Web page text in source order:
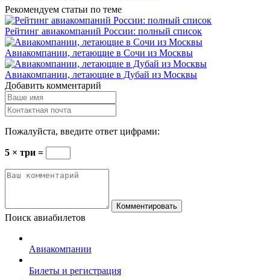
Рекомендуем статьи по теме
Рейтинг авиакомпаний России: полный список
Авиакомпании, летающие в Сочи из Москвы
Авиакомпании, летающие в Дубай из Москвы
Добавить комментарий
Пожалуйста, введите ответ цифрами:
5 × три =
Комментировать
Поиск авиабилетов
Авиакомпании
Билеты и регистрация